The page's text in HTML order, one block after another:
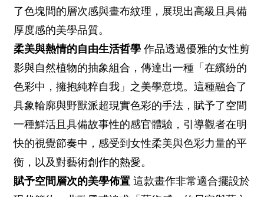
了色塊間的層次感與畫布紋理，展現出高級且具備
厚度感的美學品質。
柔美與熱情的自由生活哲學 作品透過優雅的女性剪
影與自然植物的抽象組合，傳達出一種「在繽紛的
色彩中，擁抱純粹自我」之美學意境。這種融合了
具象輪廓與野獸派超現實色彩的手法，賦予了空間
一種鮮活且具備故事性的感官體驗，引導觀者在明
快的視覺節奏中，感受到女性柔美與色彩力量的平
衡，以及對藝術創作的熱愛。
賦予空間層次的美學佈置 這款畫作非常適合擺設於